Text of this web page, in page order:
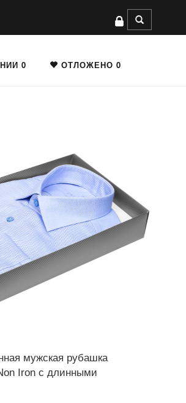
0 ОТЛОЖЕНО 0
мужская рубашка
Iron с длинными